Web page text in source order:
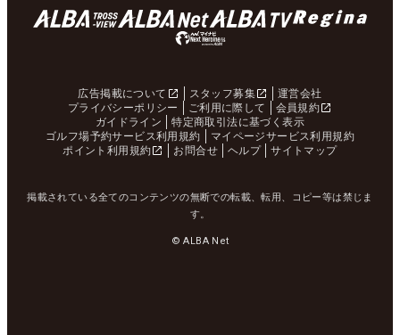
広告掲載について スタッフ募集
運営会社
プライバシーポリシー
ご利用に際して
会員規約
ガイドライン
特定商取引法に基づく表示
ゴルフ場予約サービス利用規約
マイページサービス利用規約
ポイント利用規約
お問合せ ヘルプ サイトマップ
掲載されている全てのコンテンツの無断での転載、転用、コピー等は禁じま
す。
© ALBA Net